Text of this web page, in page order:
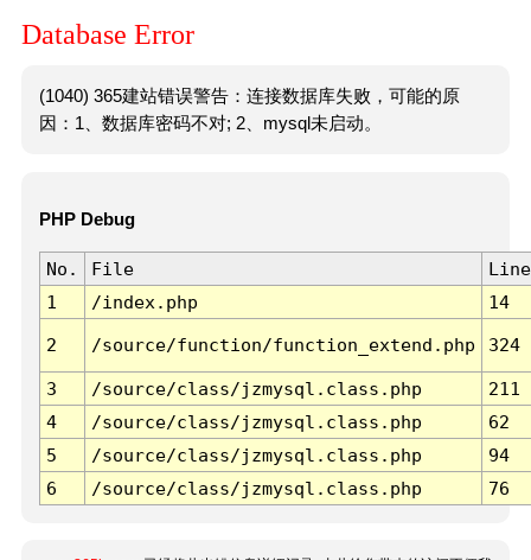
Database Error
(1040) 365建站错误警告：连接数据库失败，可能的原
因：1、数据库密码不对; 2、mysql未启动。
PHP Debug
No. File
Line
1
/index.php 14
2 /source/function/function_extend.php 324
3 /source/class/jzmysql.class.php
211
4
/source/class/jzmysql.class.php
62
5
/source/class/jzmysql.class.php
94
6
/source/class/jzmysql.class.php 76